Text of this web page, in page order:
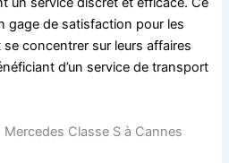
gage de satisfaction pour les
concentrer sur leurs affaires
d’un service de transport
Classe S à Cannes